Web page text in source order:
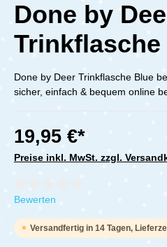
Done by
Trinkflasche
Done by Deer Trinkflasche Blue
sicher, einfach & bequem online
19,95 €*
Preise inkl. MwSt. zzgl.
Durchschnittliche Bewertung von 0
Bewerten
Versandfertig in 14 Tagen,